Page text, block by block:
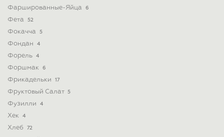
Фаршированные-Яйца 6
Фета 52
Фокачча 5
Фондан 4
Форель 4
Форшмак 6
Фрикадельки 17
Фруктовый Салат 5
Фузилли 4
Хек 4
Хлеб 72